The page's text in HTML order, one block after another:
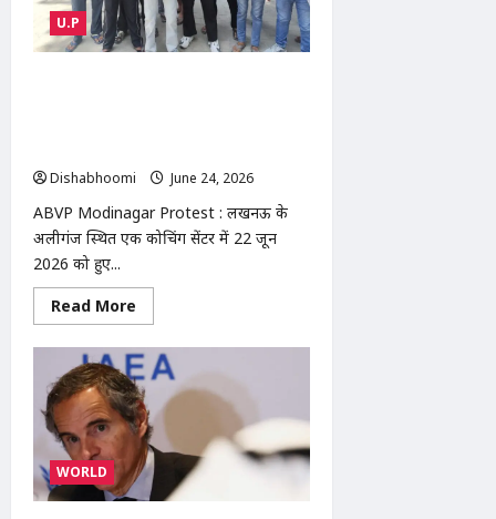
शत-
प्रतिशत
नामांकन
U.P
Dishabhoomi
June 24, 2026
ABVP Modinagar Protest : लखनऊ के
अलीगंज स्थित एक कोचिंग सेंटर में 22 जून
2026 को हुए...
Read More
more
ABVP
Modinagar
Protest
:
मोदीनगर
में
एबीवीपी
का
प्रदर्शन:
कोचिंग
संस्थानों
WORLD